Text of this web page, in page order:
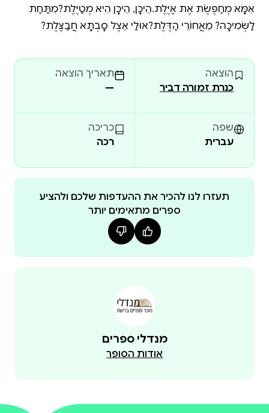
אִמָּא מְחַפֶּשֶׂת אֶת אַיֶּלֶת.הֵיכָן, הֵיכָן הִיא מְטַיֶּלֶת?מִתַּחַת
לַשְּׂמִיכָה? מֵאֲחוֹרֵי הַדֶּלֶת?אוּלַי אֵצֶל סָבְתָא חֲבַצֶּלֶת?
הוצאה
כנרת זמורה דביר
תאריך הוצאה
—
שפה
עברית
כריכה
רכה
תעזרו לנו להכיר את ההעדפות שלכם ולהציע
ספרים מתאימים יותר
מנדלי ספרים
אודות הסופר